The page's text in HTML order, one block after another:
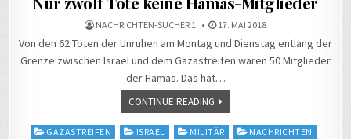
NACHRICHTEN-SUCHER 1 17. MAI 2018
Von den 62 Toten der Unruhen am Montag und Dienstag entlang der
Grenze zwischen Israel und dem Gazastreifen waren 50 Mitglieder
der Hamas. Das hat…
CONTINUE READING
Posted
GAZASTREIFEN ISRAEL MILITÄR
NACHRICHTEN